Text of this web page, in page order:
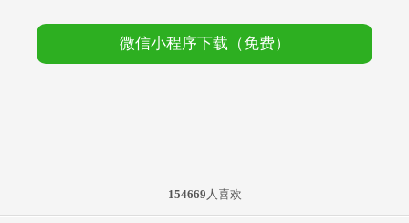
微信小程序下载（免费）
154669 人喜欢